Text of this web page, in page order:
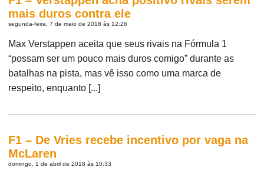
mais duros contra ele
segunda-feira, 7 de maio de 2018 às 12:26
Max Verstappen aceita que seus rivais na Fórmula 1
“possam ser um pouco mais duros comigo” durante as
batalhas na pista, mas vê isso como uma marca de
respeito, enquanto [...]
F1 – De Vries recebe incentivo por vaga na
McLaren
domingo, 1 de abril de 2018 às 10:33